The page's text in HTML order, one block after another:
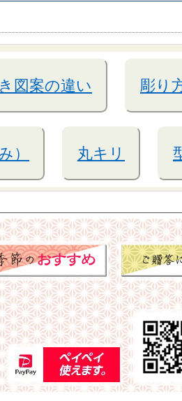
図案の違い 彫り
） 丸キリ